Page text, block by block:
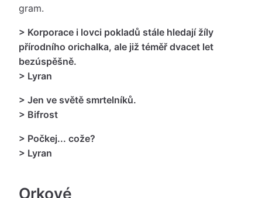
gram.
> Korporace i lovci pokladů stále hledají žíly
přírodního orichalka, ale již téměř dvacet let
bezúspěšně.
> Lyran
> Jen ve světě smrtelníků.
> Bifrost
> Počkej... cože?
> Lyran
Orkové